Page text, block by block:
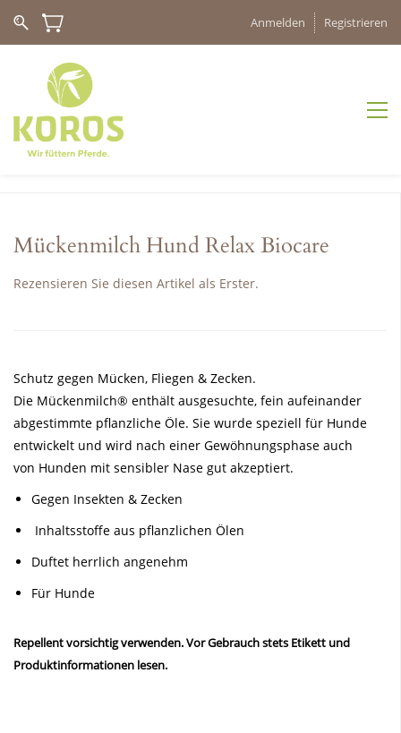
Anmelden Registrieren
Mückenmilch Hund Relax Biocare
Rezensieren Sie diesen Artikel als Erster.
Schutz gegen Mücken, Fliegen & Zecken.
Die Mückenmilch® enthält ausgesuchte, fein aufeinander
abgestimmte pflanzliche Öle. Sie wurde speziell für Hunde
entwickelt und wird nach einer Gewöhnungsphase auch
von Hunden mit sensibler Nase gut akzeptiert.
Gegen Insekten & Zecken
Inhaltsstoffe aus pflanzlichen Ölen
Duftet herrlich angenehm
Für Hunde
Repellent vorsichtig verwenden. Vor Gebrauch stets Etikett und
Produktinformationen lesen.